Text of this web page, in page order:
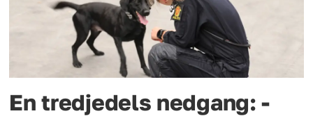
En tredjedels nedgang: -